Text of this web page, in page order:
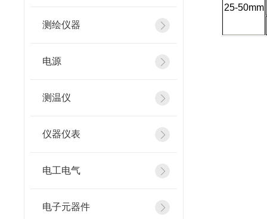
测绘仪器
电源
测温仪
仪器仪表
电工电气
电子元器件
25-50mm